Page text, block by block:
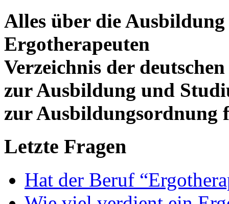
Alles über die
Ergotherapeuten
Verzeichnis der
zur Ausbildung und
zur Ausbildungsordnung
Letzte Fragen
Hat der Beruf